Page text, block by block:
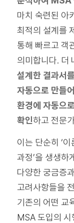
마치 숙련된 아
최적의 설계를
통해 빠르고 객
의미합니다. 더
설계한 결과서
자동으로 만들
환경에 자동으
확인하고 전문
이는 단순히 ‘
과정’을 생생하
다양한 궁금증
고려사항들을
기존의 어떤 교
MSA 도입의 시